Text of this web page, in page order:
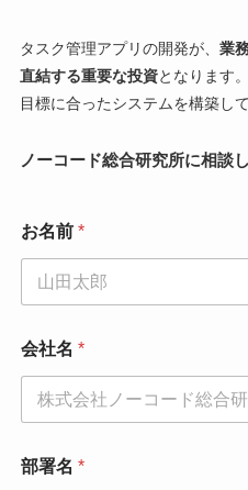
タスク管理アプリの開発が、 業
直結する重要な投資となります
目標に合ったシステムを構築し
ノーコード総合研究所に相談
お名前 *
会社名 *
部署名 *